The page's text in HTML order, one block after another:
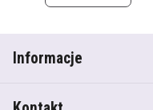
Informacje